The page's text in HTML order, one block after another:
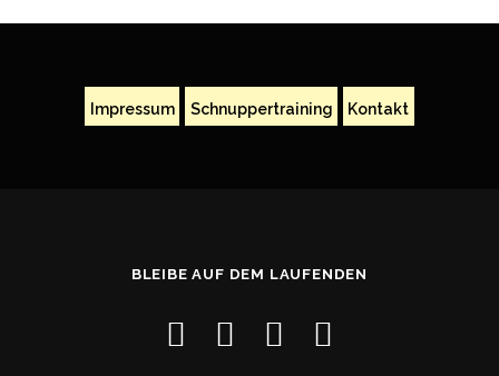
Impressum Schnuppertraining Kontakt
BLEIBE AUF DEM LAUFENDEN